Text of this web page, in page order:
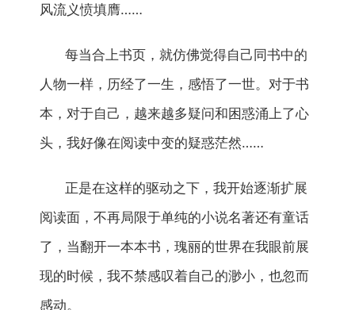
风流义愤填膺……
每当合上书页，就仿佛觉得自己同书中的
人物一样，历经了一生，感悟了一世。对于书
本，对于自己，越来越多疑问和困惑涌上了心
头，我好像在阅读中变的疑惑茫然……
正是在这样的驱动之下，我开始逐渐扩展
阅读面，不再局限于单纯的小说名著还有童话
了，当翻开一本本书，瑰丽的世界在我眼前展
现的时候，我不禁感叹着自己的渺小，也忽而
感动。